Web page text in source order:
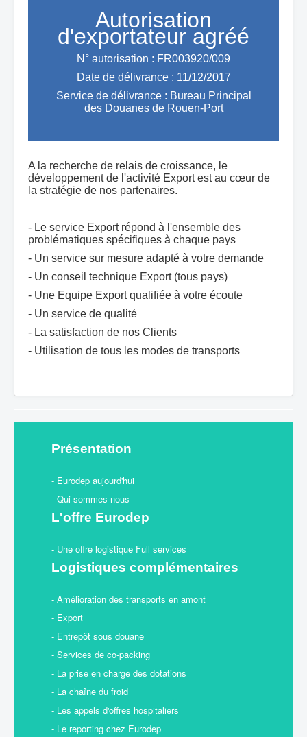
Autorisation
d'exportateur agréé
N° autorisation : FR003920/009
Date de délivrance : 11/12/2017
Service de délivrance : Bureau Principal
des Douanes de Rouen-Port
A la recherche de relais de croissance, le
développement de l'activité Export est au cœur de
la stratégie de nos partenaires.
- Le service Export répond à l'ensemble des
problématiques spécifiques à chaque pays
- Un service sur mesure adapté à votre demande
- Un conseil technique Export (tous pays)
- Une Equipe Export qualifiée à votre écoute
- Un service de qualité
- La satisfaction de nos Clients
- Utilisation de tous les modes de transports
Présentation
- Eurodep aujourd'hui
- Qui sommes nous
L'offre Eurodep
- Une offre logistique Full services
Logistiques complémentaires
- Amélioration des transports en amont
- Export
- Entrepôt sous douane
- Services de co-packing
- La prise en charge des dotations
- La chaîne du froid
- Les appels d'offres hospitaliers
- Le reporting chez Eurodep